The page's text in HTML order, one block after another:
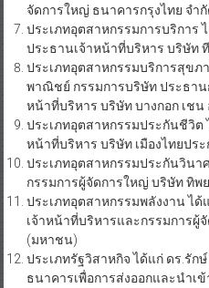
จัดการใหญ่ ธนาคารกรุงไทย จำ
ประเภทอุตสาหกรรมการบริกา
ประธานเจ้าหน้าที่บริหาร บริษัท
ประเภทอุตสาหกรรมบริการสุขภ
พาณิชย์ กรรมการบริษัท ประธาน
หน้าที่บริหาร บริษัท บางกอก เช
ประเภทอุตสาหกรรมประกันชีวิต
หน้าที่บริหาร บริษัท เมืองไทยปร
ประเภทอุตสาหกรรมประกันวินา
กรรมการผู้จัดการใหญ่ บริษัท ทิ
ประเภทอุตสาหกรรมพลังงาน ไ
เจ้าหน้าที่บริหารและกรรมการผู้
(มหาชน)
ประเภทรัฐวิสาหกิจ ได้แก่ ดร.รัก
ธนาคารเพื่อการส่งออกและนำเข้